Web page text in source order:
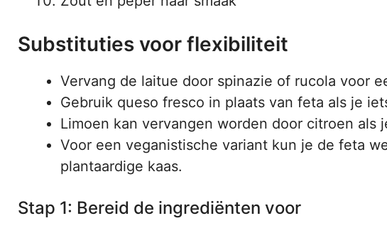
Substituties voor flexibiliteit
Vervang de laitue door spinazie of rucola voor
Gebruik queso fresco in plaats van feta als je
Limoen kan vervangen worden door citroen als
Voor een veganistische variant kun je de feta
plantaardige kaas.
Stap 1: Bereid de ingrediënten voor